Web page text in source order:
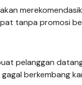
tanpa promosi
pelanggan
berkembang